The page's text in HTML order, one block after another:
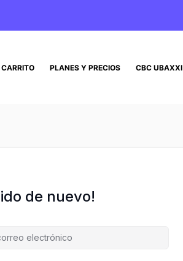
CARRITO PLANES Y PRECIOS CBC UBAXXI
de nuevo!